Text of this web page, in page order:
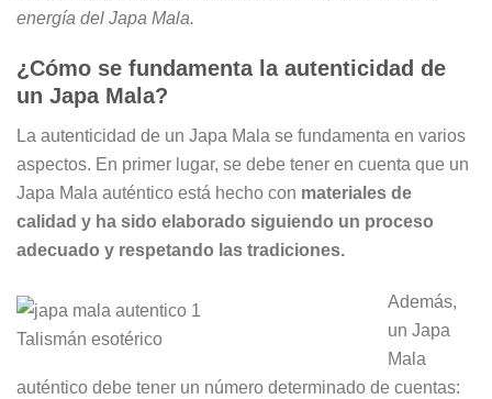
energía del Japa Mala.
¿Cómo se fundamenta la autenticidad de
un Japa Mala?
La autenticidad de un Japa Mala se fundamenta en varios
aspectos. En primer lugar, se debe tener en cuenta que un
Japa Mala auténtico está hecho con materiales de
calidad y ha sido elaborado siguiendo un proceso
adecuado y respetando las tradiciones.
Talismán esotérico
Además,
un Japa
Mala
auténtico debe tener un número determinado de cuentas: